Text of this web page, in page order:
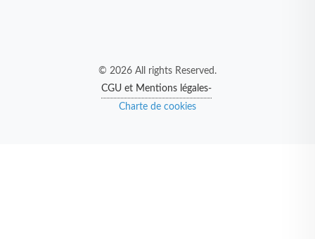
© 2026 All rights Reserved.
CGU et Mentions légales-
Charte de cookies